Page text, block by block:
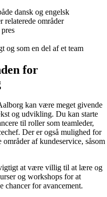
dansk og engelsk
relaterede områder
og som en del af et team
for
kan være meget givende
og udvikling. Du kan starte
til roller som teamleder,
Der er også mulighed for
af kundeservice, såsom
at være villig til at lære og
og workshops for at
chancer for avancement.